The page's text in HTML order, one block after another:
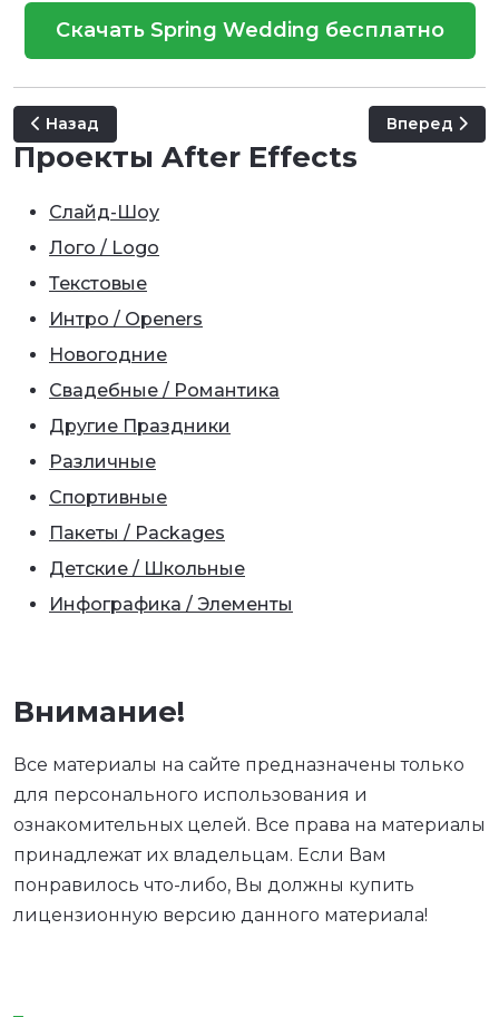
Скачать Spring Wedding бесплатно
Предыдущий: Wedding Slideshow | Beautiful Love
Назад Следующий:
Вперед
Проекты After Effects
Слайд-Шоу
Лого / Logo
Текстовые
Интро / Openers
Новогодние
Свадебные / Романтика
Другие Праздники
Различные
Спортивные
Пакеты / Packages
Детские / Школьные
Инфографика / Элементы
Внимание!
Все материалы на сайте предназначены только
для персонального использования и
ознакомительных целей. Все права на материалы
принадлежат их владельцам. Если Вам
понравилось что-либо, Вы должны купить
лицензионную версию данного материала!